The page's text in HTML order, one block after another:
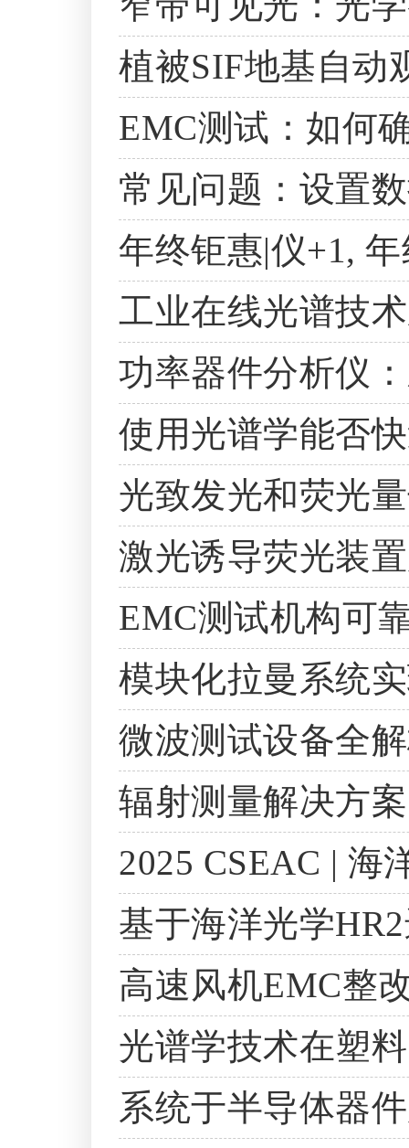
植被SIF地基自动
EMC测试：如何
常见问题：设置
年终钜惠|仪+1,
工业在线光谱技
功率器件分析仪
使用光谱学能否
光致发光和荧光
激光诱导荧光装
EMC测试机构可
模块化拉曼系统
微波测试设备全
辐射测量解决方案
2025 CSEAC | 海
基于海洋光学
高速风机EMC整
光谱学技术在塑
系统于半导体器